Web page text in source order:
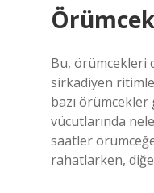
Bu, örümcekleri
sirkadiyen
bazı
vücutlarında
saatler
rahatlarken,